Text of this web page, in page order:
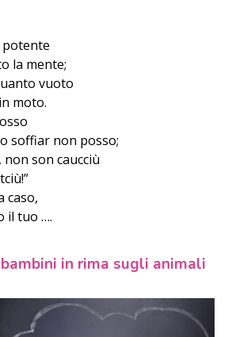
potente
la mente;
vuoto
moto.
soffiar non posso;
son caucciù
caso,
il tuo ….
in rima sugli animali